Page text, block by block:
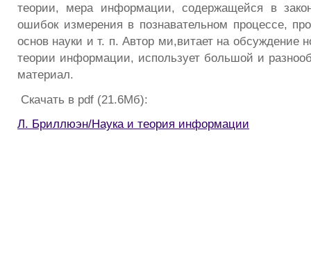
теории, мера информации, содержащейся в
ошибок измерения в познавательном процессе,
основ науки и т. п. Автор ми,витает на обсуждение
теории информации, использует большой и
материал.
Скачать в pdf (21.6Мб):
Л. Бриллюэн/Наука и теория информации